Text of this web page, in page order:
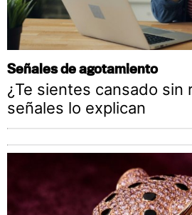
Señales de agotamiento
¿Te sientes cansado sin
señales lo explican